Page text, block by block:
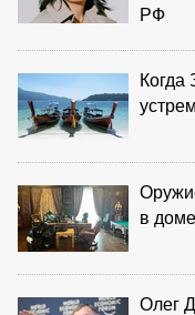
РФ
Когда
в
Олег